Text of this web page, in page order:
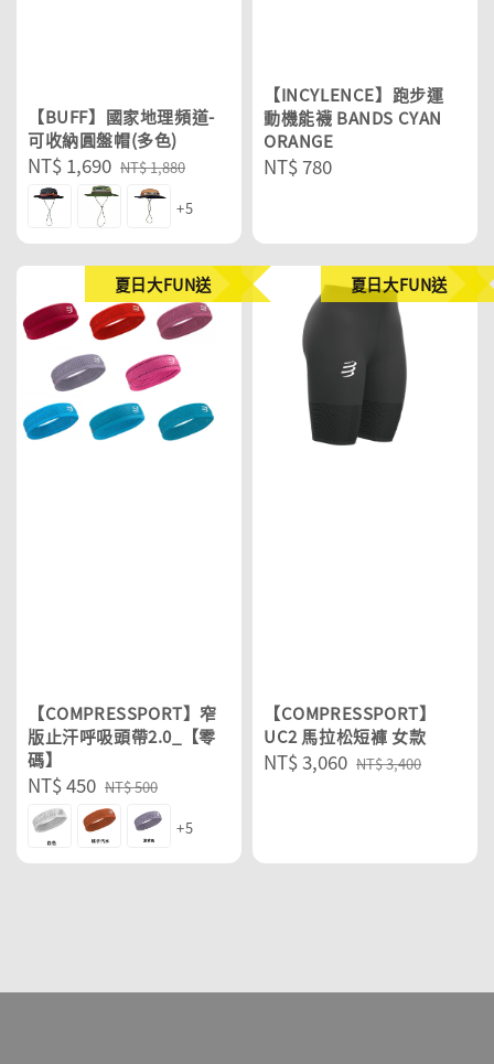
【BUFF】國家地理頻道-
可收納圓盤帽(多色)
Sale
price
NT$ 1,690 Regular
price
NT$ 1,880
+5
【INCYLENCE】跑步運
動機能襪 BANDS CYAN
ORANGE
Regular
NT$ 780
夏日大FUN送
【COMPRESSPORT】窄
版止汗呼吸頭帶2.0_【零
碼】
Sale
price
NT$ 450 Regular
price
NT$ 500
+5
夏日大FUN送
【COMPRESSPORT】
UC2 馬拉松短褲 女款
Sale
NT$ 3,060 Regular
NT$ 3,400